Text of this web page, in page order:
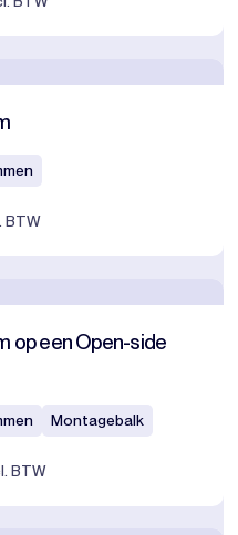
BTW
op een Open-side
Montagebalk
BTW